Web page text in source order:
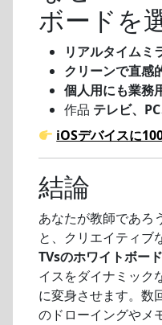
ボードを
リアルタイムミ
クリーンで直感
個人用にも業務
作品 テレビ、
iOSデバイスに
結論
あなたが教師であろ
と、クリエイティブ
TVsのホワイトボー
イスをダイナミック
に変身させます。数
のドローイングやメ